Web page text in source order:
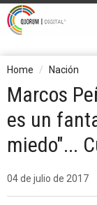
Home Nación
Marcos
es un
miedo"...
04 de julio de 2017